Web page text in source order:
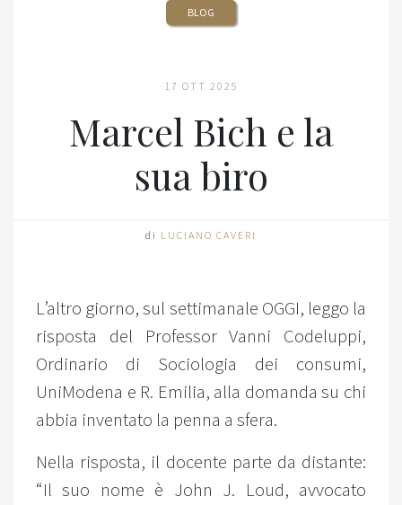
BLOG
17 OTT 2025
Marcel Bich e la
sua biro
di LUCIANO CAVERI
L’altro giorno, sul settimanale OGGI, leggo la
risposta del Professor Vanni Codeluppi,
Ordinario di Sociologia dei consumi,
UniModena e R. Emilia, alla domanda su chi
abbia inventato la penna a sfera.
Nella risposta, il docente parte da distante:
“Il suo nome è John J. Loud, avvocato